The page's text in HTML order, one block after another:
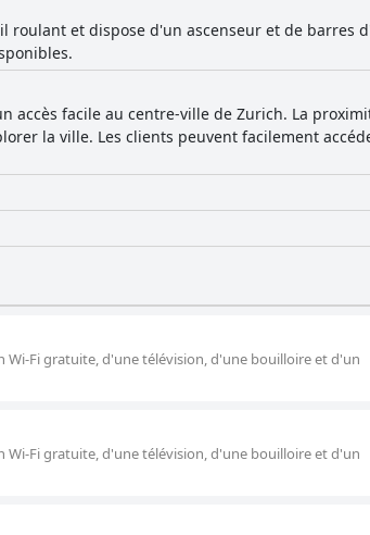
de réserver à l'avance. Malgré certains
d'être proche des options de divertissement
les préférences personnelles concernant la
stratégique, ses chambres modernes et
ce qui en fait une option fortement
roulant et dispose d'un ascenseur et de barres
accès facile au centre-ville de Zurich. La
la ville. Les clients peuvent facilement
Wi-Fi gratuite, d'une télévision, d'une bouilloire et d'un
Wi-Fi gratuite, d'une télévision, d'une bouilloire et d'un